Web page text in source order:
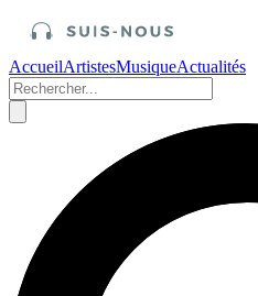
AccueilArtistesMusiqueActualités